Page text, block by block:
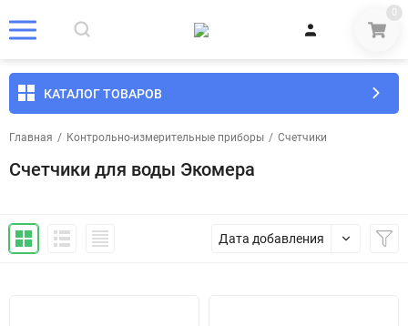
0
КАТАЛОГ ТОВАРОВ
Главная / Контрольно-измерительные приборы / Счетчики
Счетчики для воды Экомера
Дата добавления